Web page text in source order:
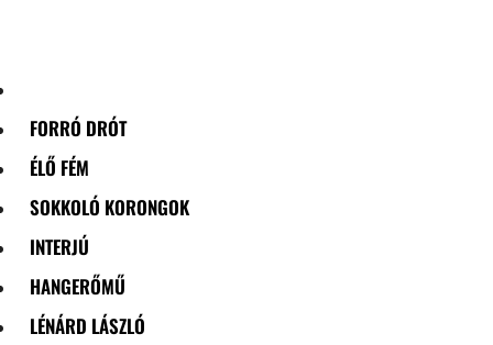
FORRÓ DRÓT
ÉLŐ FÉM
SOKKOLÓ KORONGOK
INTERJÚ
HANGERŐMŰ
LÉNÁRD LÁSZLÓ